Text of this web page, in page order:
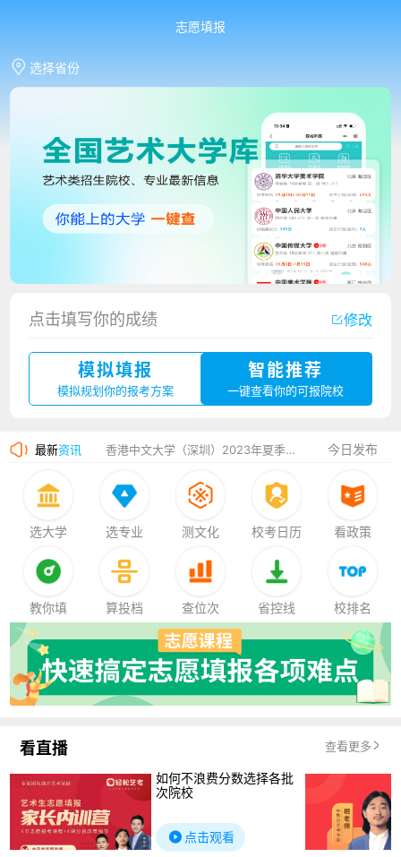
志愿填报
选择省份
点击填写你的成绩 修改
模拟填报
模拟规划你的报考方案
智能推荐
一键查看你的可报院校
最新资讯
广州华立科技职业学院2023年夏季高考招生简章
香港中文大学（深圳）2023年夏季高考招生简章
厦门大学嘉庚学院2023年艺术类招生简章
今日发布
选大学 选专业 测文化 校考日历 看政策
教你填 算投档 查位次 省控线 校排名
看直播 查看更多
如何不浪费分数选择各批
次院校
点击观看